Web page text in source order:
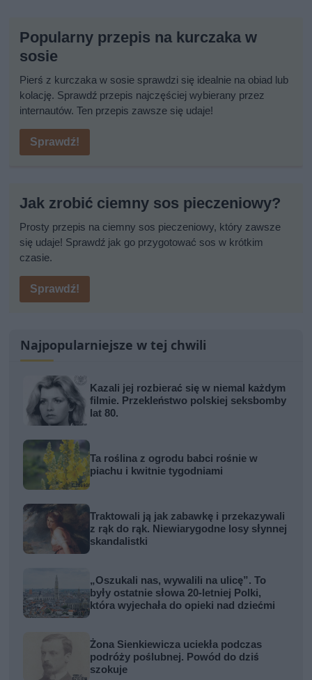
Popularny przepis na kurczaka w
sosie
Pierś z kurczaka w sosie sprawdzi się idealnie na obiad lub
kolację. Sprawdź przepis najczęściej wybierany przez
internautów. Ten przepis zawsze się udaje!
Sprawdź!
Jak zrobić ciemny sos pieczeniowy?
Prosty przepis na ciemny sos pieczeniowy, który zawsze
się udaje! Sprawdź jak go przygotować sos w krótkim
czasie.
Sprawdź!
Najpopularniejsze w tej chwili
Kazali jej rozbierać się w niemal każdym
filmie. Przekleństwo polskiej seksbomby
lat 80.
Ta roślina z ogrodu babci rośnie w
piachu i kwitnie tygodniami
Traktowali ją jak zabawkę i przekazywali
z rąk do rąk. Niewiarygodne losy słynnej
skandalistki
„Oszukali nas, wywalili na ulicę”. To
były ostatnie słowa 20-letniej Polki,
która wyjechała do opieki nad dziećmi
Żona Sienkiewicza uciekła podczas
podróży poślubnej. Powód do dziś
szokuje